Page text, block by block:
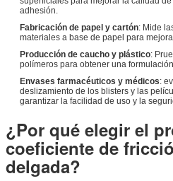
adhesión.
Fabricación de papel y cartón: Mide
materiales a base de papel para
Producción de caucho y plástico:
polímeros para obtener una
Envases farmacéuticos y médicos:
deslizamiento de los blisters y las
garantizar la facilidad de uso y la
¿Por qué elegir el
coeficiente de
delgada?